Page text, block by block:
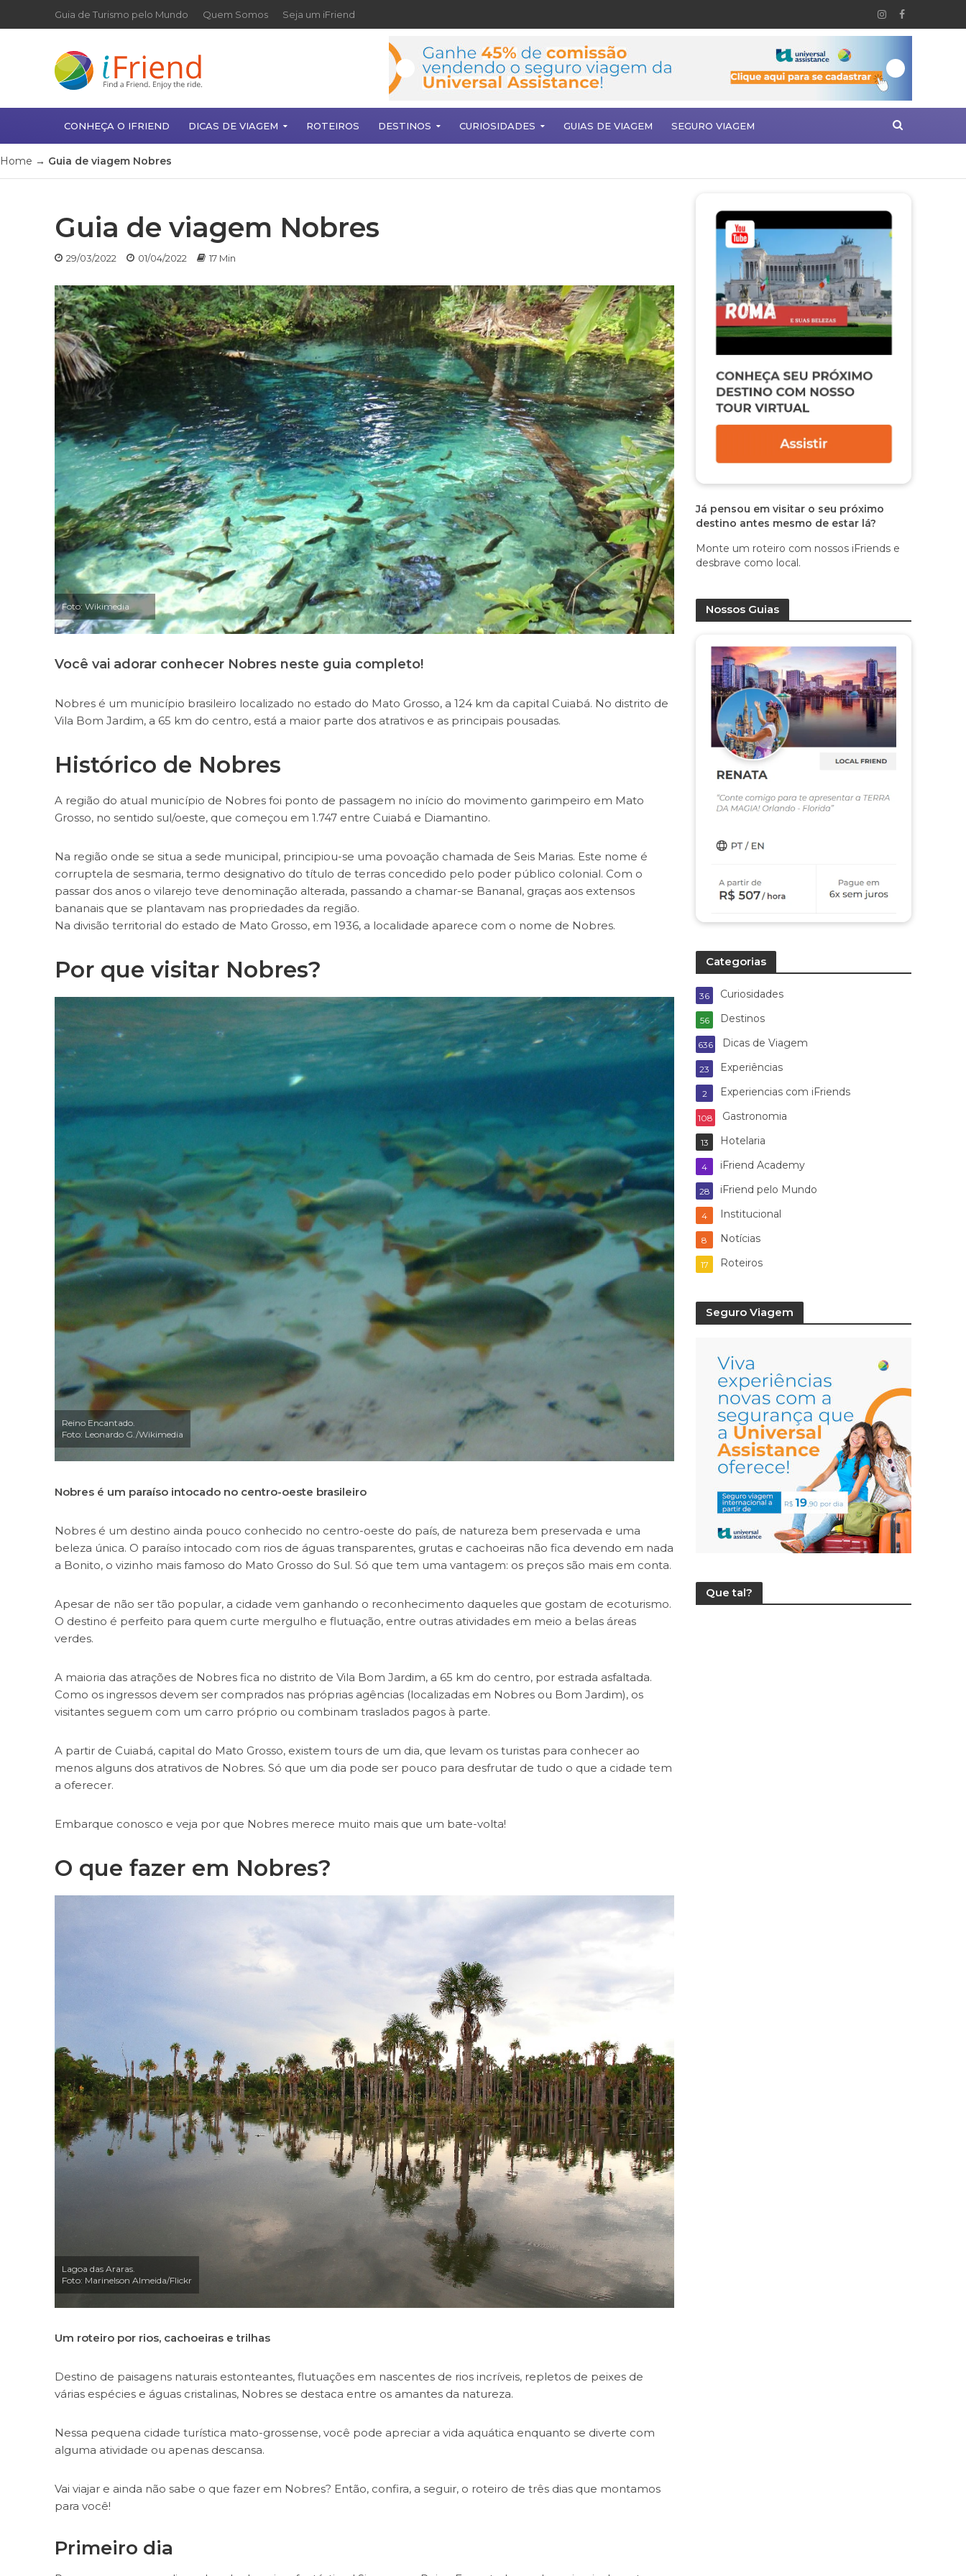
Guia de Turismo pelo Mundo Quem Somos Seja um iFriend
CONHEÇA O IFRIEND DICAS DE VIAGEM ROTEIROS DESTINOS CURIOSIDADES GUIAS DE VIAGEM SEGURO VIAGEM
Home → Guia de viagem Nobres
Guia de viagem Nobres
29/03/2022 01/04/2022 17 Min
Foto: Wikimedia
Você vai adorar conhecer Nobres neste guia completo!
Nobres é um município brasileiro localizado no estado do Mato Grosso, a 124 km da capital Cuiabá. No distrito de
Vila Bom Jardim, a 65 km do centro, está a maior parte dos atrativos e as principais pousadas.
Histórico de Nobres
A região do atual município de Nobres foi ponto de passagem no início do movimento garimpeiro em Mato
Grosso, no sentido sul/oeste, que começou em 1.747 entre Cuiabá e Diamantino.
Na região onde se situa a sede municipal, principiou-se uma povoação chamada de Seis Marias. Este nome é
corruptela de sesmaria, termo designativo do título de terras concedido pelo poder público colonial. Com o
passar dos anos o vilarejo teve denominação alterada, passando a chamar-se Bananal, graças aos extensos
bananais que se plantavam nas propriedades da região.
Na divisão territorial do estado de Mato Grosso, em 1936, a localidade aparece com o nome de Nobres.
Por que visitar Nobres?
Reino Encantado.
Foto: Leonardo G./Wikimedia
Nobres é um paraíso intocado no centro-oeste brasileiro
Nobres é um destino ainda pouco conhecido no centro-oeste do país, de natureza bem preservada e uma
beleza única. O paraíso intocado com rios de águas transparentes, grutas e cachoeiras não fica devendo em nada
a Bonito, o vizinho mais famoso do Mato Grosso do Sul. Só que tem uma vantagem: os preços são mais em conta.
Apesar de não ser tão popular, a cidade vem ganhando o reconhecimento daqueles que gostam de ecoturismo.
O destino é perfeito para quem curte mergulho e flutuação, entre outras atividades em meio a belas áreas
verdes.
A maioria das atrações de Nobres fica no distrito de Vila Bom Jardim, a 65 km do centro, por estrada asfaltada.
Como os ingressos devem ser comprados nas próprias agências (localizadas em Nobres ou Bom Jardim), os
visitantes seguem com um carro próprio ou combinam traslados pagos à parte.
A partir de Cuiabá, capital do Mato Grosso, existem tours de um dia, que levam os turistas para conhecer ao
menos alguns dos atrativos de Nobres. Só que um dia pode ser pouco para desfrutar de tudo o que a cidade tem
a oferecer.
Embarque conosco e veja por que Nobres merece muito mais que um bate-volta!
O que fazer em Nobres?
Lagoa das Araras.
Foto: Marinelson Almeida/Flickr
Um roteiro por rios, cachoeiras e trilhas
Destino de paisagens naturais estonteantes, flutuações em nascentes de rios incríveis, repletos de peixes de
várias espécies e águas cristalinas, Nobres se destaca entre os amantes da natureza.
Nessa pequena cidade turística mato-grossense, você pode apreciar a vida aquática enquanto se diverte com
alguma atividade ou apenas descansa.
Vai viajar e ainda não sabe o que fazer em Nobres? Então, confira, a seguir, o roteiro de três dias que montamos
para você!
Primeiro dia
Já pensou em visitar o seu próximo
destino antes mesmo de estar lá?
Monte um roteiro com nossos iFriends e
desbrave como local.
Nossos Guias
Categorias
Curiosidades
36
Destinos
56
Dicas de Viagem
636
Experiências
23
Experiencias com iFriends
2
Gastronomia
108
Hotelaria
13
iFriend Academy
4
iFriend pelo Mundo
28
Institucional
4
Notícias
8
Roteiros
17
Seguro Viagem
Que tal?